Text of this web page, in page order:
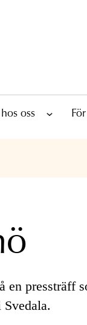
oss
en pressträff